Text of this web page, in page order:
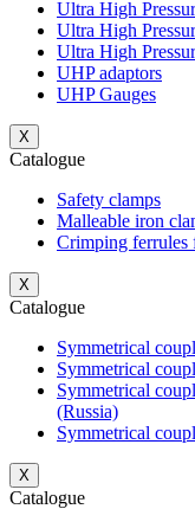
Ultra High
Ultra High
Ultra High
UHP adaptors
UHP Gauges
X
Catalogue
Safety clamps
Malleable iron
Crimping ferrules
X
Catalogue
Symmetrical
Symmetrical
Symmetrical
(Russia)
Symmetrical
X
Catalogue